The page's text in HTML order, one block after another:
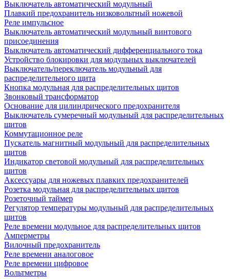
Выключатель автоматический модульный
Плавкий предохранитель низковольтный ножевой
Реле импульсное
Выключатель автоматический модульный винтового
присоединения
Выключатель автоматический дифференциального тока
Устройство блокировки для модульных выключателей
Выключатель/переключатель модульный для
распределительного щита
Кнопка модульная для распределительных щитов
Звонковый трансформатор
Основание для цилиндрического предохранителя
Выключатель сумеречный модульный для распределительных
щитов
Коммутационное реле
Пускатель магнитный модульный для распределительных
щитов
Индикатор световой модульный для распределительных
щитов
Аксессуары для ножевых плавких предохранителей
Розетка модульная для распределительных щитов
Розеточный таймер
Регулятор температуры модульный для распределительных
щитов
Реле времени модульное для распределительных щитов
Амперметры
Вилочный предохранитель
Реле времени аналоговое
Реле времени цифровое
Вольтметры